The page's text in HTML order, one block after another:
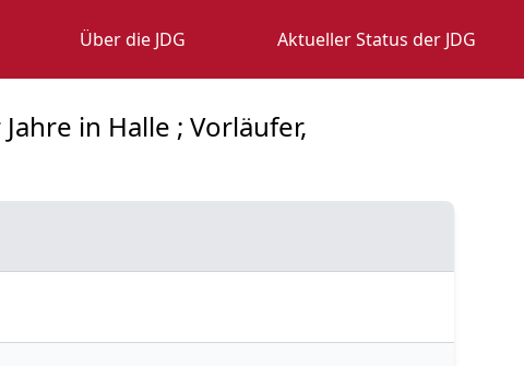
Über die JDG Aktueller Status der JDG
in Halle ; Vorläufer,